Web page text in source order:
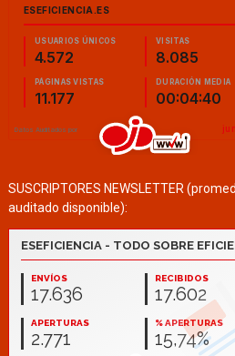
SUSCRIPTORES NEWSLETTER
auditado disponible):